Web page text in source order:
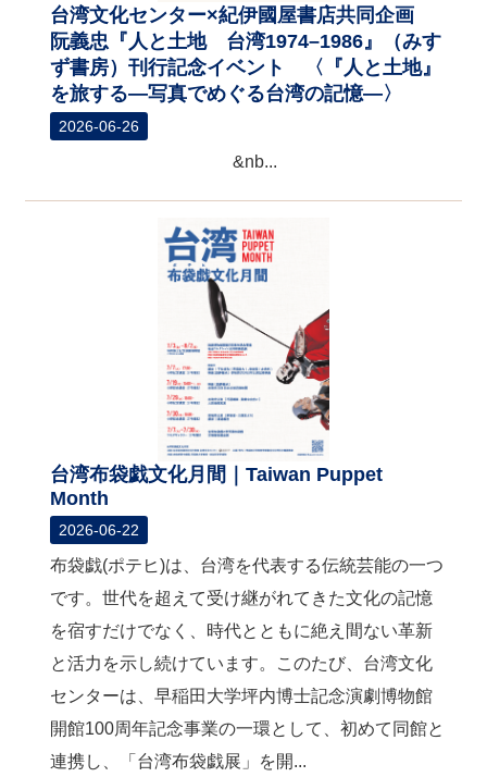
台湾文化センター×紀伊國屋書店共同企画
阮義忠『人と土地 台湾1974–1986』（みす
ず書房）刊行記念イベント 〈『人と土地』
を旅する―写真でめぐる台湾の記憶―〉
2026-06-26
&nb...
台湾布袋戯文化月間｜Taiwan Puppet
Month
2026-06-22
布袋戯(ポテヒ)は、台湾を代表する伝統芸能の一つ
です。世代を超えて受け継がれてきた文化の記憶
を宿すだけでなく、時代とともに絶え間ない革新
と活力を示し続けています。このたび、台湾文化
センターは、早稲田大学坪内博士記念演劇博物館
開館100周年記念事業の一環として、初めて同館と
連携し、「台湾布袋戯展」を開...